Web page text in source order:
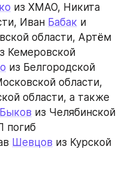
Иван Бабак и
Кемеровской
из Белгородской
области,
области, а также
Быков из Челябинской
погиб
Шевцов из Курской